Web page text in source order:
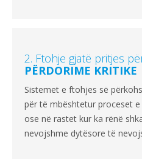
2. Ftohje gjatë pritjes
PËRDORIME KRITIKE
Sistemet e ftohjes së
për të mbështetur proceset
ose në rastet kur ka rënë
nevojshme dytësore të